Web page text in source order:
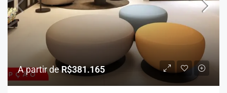
A partir deR$381.165